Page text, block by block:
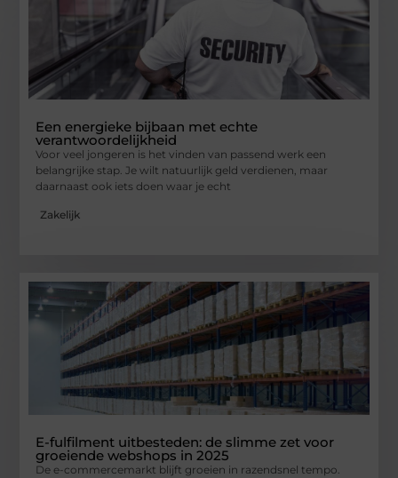
Een energieke bijbaan met echte
verantwoordelijkheid
Voor veel jongeren is het vinden van passend werk een
belangrijke stap. Je wilt natuurlijk geld verdienen, maar
daarnaast ook iets doen waar je echt
Zakelijk
E-fulfilment uitbesteden: de slimme zet voor
groeiende webshops in 2025
De e-commercemarkt blijft groeien in razendsnel tempo.